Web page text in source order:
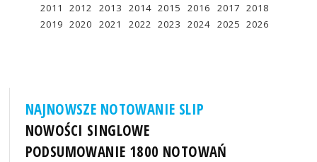
2011
2012 2013 2014 2015 2016 2017 2018
2019 2020 2021 2022 2023 2024 2025 2026
NAJNOWSZE NOTOWANIE SLIP
NOWOŚCI SINGLOWE
PODSUMOWANIE 1800 NOTOWAŃ